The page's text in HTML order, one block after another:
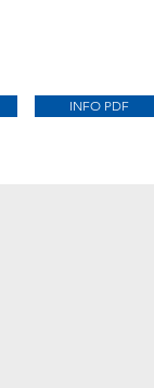
INFO PDF